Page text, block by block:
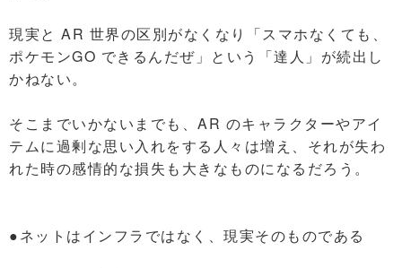
現実と AR 世界の区別がなくなり「スマホなくても、
ポケモンGO できるんだぜ」という「達人」が続出し
かねない。
そこまでいかないまでも、AR のキャラクターやアイ
テムに過剰な思い入れをする人々は増え、それが失わ
れた時の感情的な損失も大きなものになるだろう。
●ネットはインフラではなく、現実そのものである